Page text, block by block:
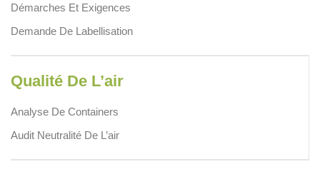
Démarches Et Exigences
Demande De Labellisation
Qualité De L’air
Analyse De Containers
Audit Neutralité De L’air